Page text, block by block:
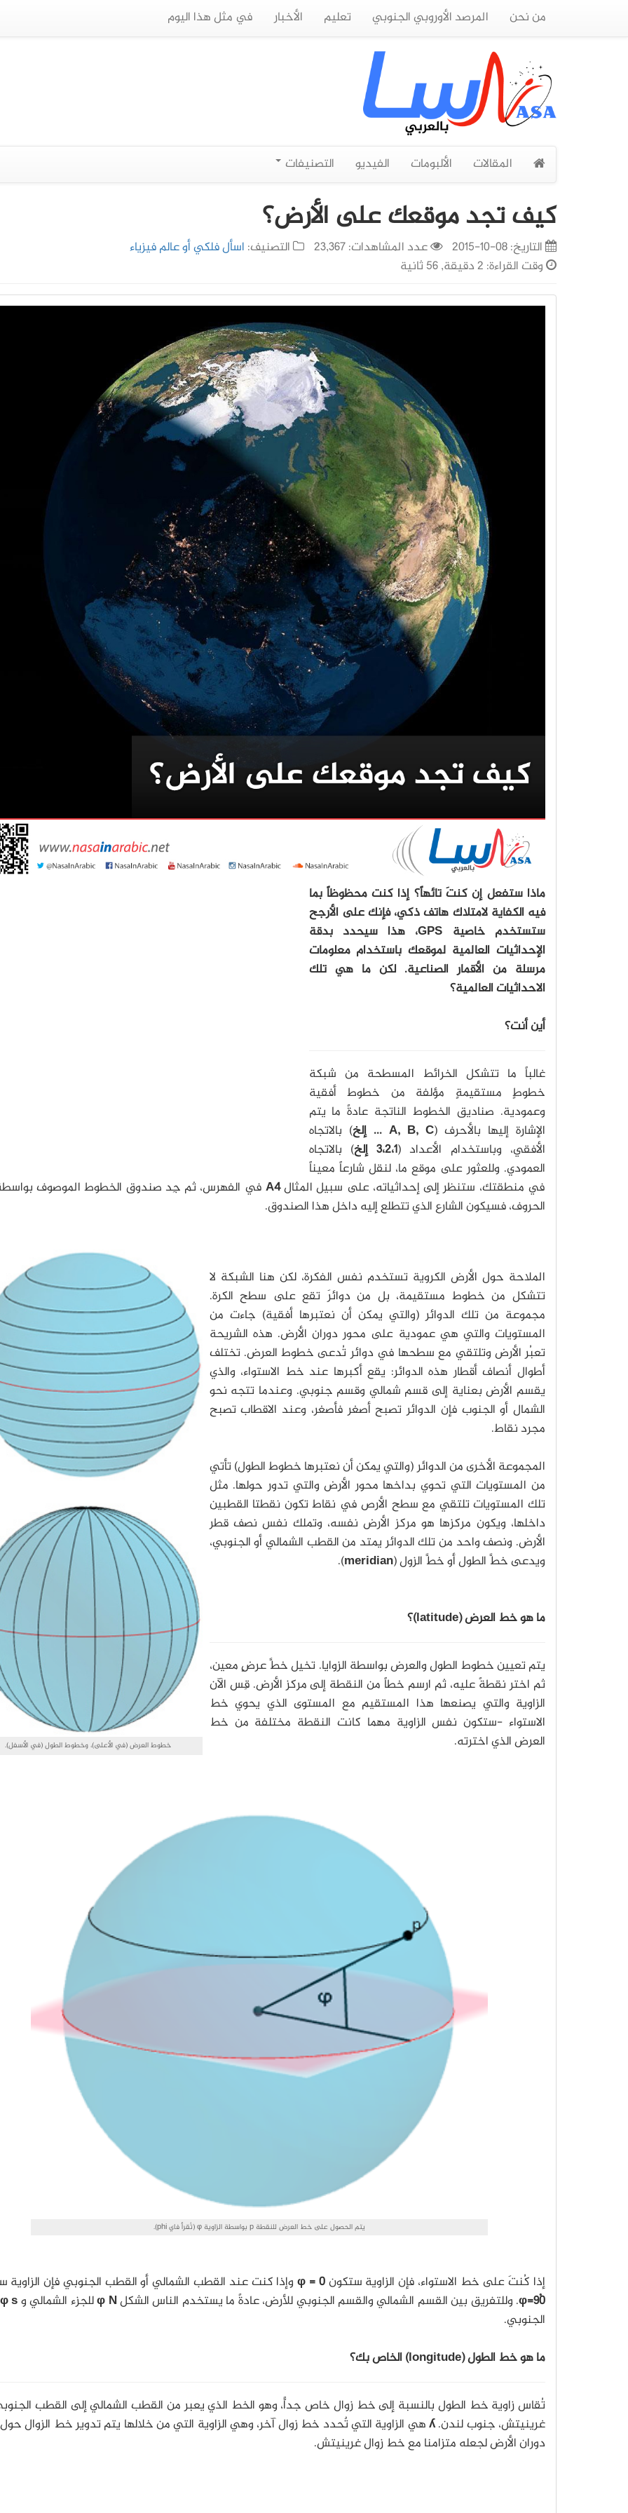
من نحن المرصد الأوروبي الجنوبي تعليم الأخبار في مثل هذا اليوم
المقالات الألبومات الفيديو التصنيفات
كيف تجد موقعك على الأرض؟
التاريخ:08-10-2015 عدد المشاهدات: 23,367 التصنيف: اسأل فلكي أو عالم فيزياء
وقت القراءة: 2 دقيقة, 56 ثانية
ماذا ستفعل إن كنتَ تائهاً؟ إذا كنت محظوظاً بما
فيه الكفاية لامتلاك هاتف ذكي، فإنك على الأرجح
ستستخدم خاصية GPS، هذا سيحدد بدقة
الإحداثيات العالمية لموقعك باستخدام معلومات
مرسلة من الأقمار الصناعية. لكن ما هي تلك
الاحداثيات العالمية؟
أين أنت؟
غالباً ما تتشكل الخرائط المسطحة من شبكة
خطوطٍ مستقيمةٍ مؤلفة من خطوط أفقية
وعمودية. صناديق الخطوط الناتجة عادةً ما يتم
الإشارة إليها بالأحرف (A, B, C ... إلخ
) بالاتجاه
الأفقي، وباستخدام الأعداد (3،2،1 إلخ
) بالاتجاه
العمودي. وللعثور على موقع ما، لنقل شارعاً معيناً
في منطقتك، ستنظر إلى إحداثياته، على سبيل المثالA4 في الفهرس، ثم جِد صندوق الخطوط الموصوف
الحروف، فسيكون الشارع الذي تتطلع إليه داخل هذا الصندوق.
خطوط العرض (في الأعلى)، وخطوط الطول (في الأسفل).
الملاحة حول الأرض الكروية تستخدم نفس الفكرة، لكن هنا الشبكة لا
تتشكل من خطوط مستقيمة، بل من دوائرَ تقع على سطح الكرة.
مجموعة من تلك الدوائر (والتي يمكن أن نعتبرها أفقية) جاءت من
المستويات والتي هي عمودية على محور دوران الأرض. هذه الشريحة
تعبُر الأرض وتلتقي مع سطحها في دوائر تُدعى خطوط العرض. تختلف
أطوال أنصاف أقطار هذه الدوائر: يقع أكبرها عند خط الاستواء، والذي
يقسم الأرض بعناية إلى قسم شمالي وقسم جنوبي. وعندما تتجه نحو
الشمال أو الجنوب فإن الدوائر تصبح أصغر فأصغر، وعند الاقطاب تصبح
مجرد نقاط.
المجموعة الأخرى من الدوائر (والتي يمكن أن نعتبرها خطوط الطول) تأتي
من المستويات التي تحوي بداخها محور الأرض والتي تدور حولها. مثل
تلك المستويات تلتقي مع سطح الأرص في نقاط تكون نقطتا القطبين
داخلها، ويكون مركزها هو مركز الأرض نفسه، وتملك نفس نصف قطر
الأرض. ونصف واحد من تلك الدوائر يمتد من القطب الشمالي أو الجنوبي،
ويدعى خطَّ الطول أو خطَّ الزول (meridian
).
ما هو خط العرض (latitude)؟
يتم تعيين خطوط الطول والعرض بواسطة الزوايا. تخيل خطَّ عرضٍ معين،
ثم اختر نقطةً عليه، ثم ارسم خطاً من النقطة إلى مركز الأرض. قِس الآن
الزاوية والتي يصنعها هذا المستقيم مع المستوى الذي يحوي خط
الاستواء -ستكون نفس الزاوية مهما كانت النقطة مختلفة من خط
العرض الذي اخترته.
يتم الحصول على خط العرض للنقطة p بواسطة الزاوية φ (تُقرأ فاي phi).
إذا كُنتَ على خط الاستواء، فإن الزاوية ستكونφ = 0وإذا كنت عند القطب الشمالي أو القطب الجنوبي فإن الزاوية
φ=90ْ. وللتفريق بين القسم الشمالي والقسم الجنوبي للأرض، عادةً ما يستخدم الناس الشكلφ Nللجزء الشمالي وφ s
الجنوبي.
ما هو خط الطول (longitude) الخاص بك؟
تُقاس زاوية خط الطول بالنسبة إلى خط زوال خاص جداًّ، وهو الخط الذي يعبر من القطب الشمالي إلى القطب
غرينيتش، جنوب لندن.ʎ هي الزاوية التي تٌحدد خط زوال آخر، وهي الزاوية التي من خلالها يتم تدوير خط الزوال
دوران الأرض لجعله متزامنا مع خط زوال غرينيتش.